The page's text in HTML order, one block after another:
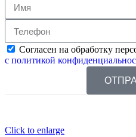
Согласен на обработку
с политикой
Click to enlarge